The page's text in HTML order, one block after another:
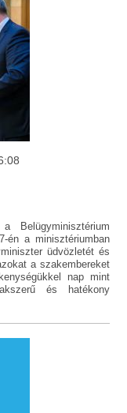
Belügyminisztérium
én a minisztériumban
üdvözletét és
a szakembereket
nap mint
és hatékony